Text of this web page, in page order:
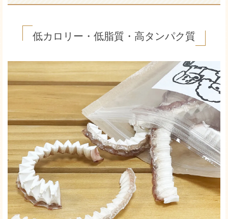
低カロリー・低脂質・高タンパク質